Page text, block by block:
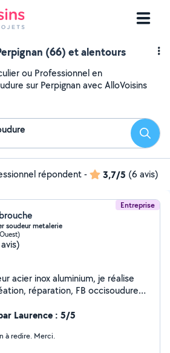
(66) et alentours
ou Professionnel en
sur Perpignan avec AlloVoisins
répondent- 3,7/5 (6 avis)
Entreprise
soudeur metalerie
inox aluminium, je réalise
Laurence : 5/5
à redire. Merci.